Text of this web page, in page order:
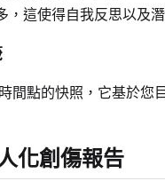
，這使得自我反思以及
間點的快照，它基於您
化創傷報告